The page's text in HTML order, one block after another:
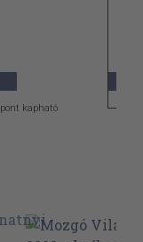
pont kapható